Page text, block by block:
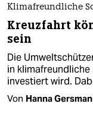
Klimafreundliche
Kreuzfahrt
sein
Die
in
investiert wird.
Von Hanna